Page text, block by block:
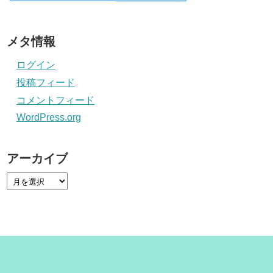
メタ情報
ログイン
投稿フィード
コメントフィード
WordPress.org
アーカイブ